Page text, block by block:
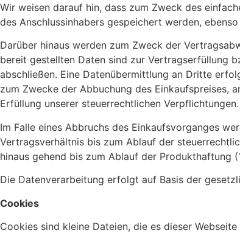
Wir weisen darauf hin, dass zum Zweck des
des Anschlussinhabers gespeichert werden,
Darüber hinaus werden zum Zweck der
bereit gestellten Daten sind zur Vertragserfüllung
abschließen. Eine Datenübermittlung an Dritte
zum Zwecke der Abbuchung des Einkaufspreises,
Erfüllung unserer steuerrechtlichen Verpflichtungen.
Im Falle eines Abbruchs des Einkaufsvorganges
Vertragsverhältnis bis zum Ablauf der
hinaus gehend bis zum Ablauf der Produkthaftung
Die Datenverarbeitung erfolgt auf Basis der
Cookies
Cookies sind kleine Dateien, die es dieser